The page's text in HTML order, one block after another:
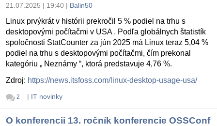
21.07.2025 | 19:40 | Balin50
Linux prvýkrát v histórii prekročil 5 % podiel na trhu s
desktopovými počítačmi v USA . Podľa globálnych štatistík
spoločnosti StatCounter za jún 2025 má Linux teraz 5,04 %
podiel na trhu s desktopovými počítačmi, čím prekonal
kategóriu „ Neznámy “, ktorá predstavuje 4,76 %.
Zdroj: https://news.itsfoss.com/linux-desktop-usage-usa/
2 | IT novinky
O konferencii 13. ročník konferencie OSSConf